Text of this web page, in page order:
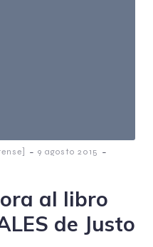
- 9 agosto 2015 -
al libro
de Justo